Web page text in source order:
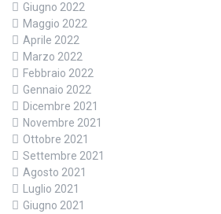
Giugno 2022
Maggio 2022
Aprile 2022
Marzo 2022
Febbraio 2022
Gennaio 2022
Dicembre 2021
Novembre 2021
Ottobre 2021
Settembre 2021
Agosto 2021
Luglio 2021
Giugno 2021